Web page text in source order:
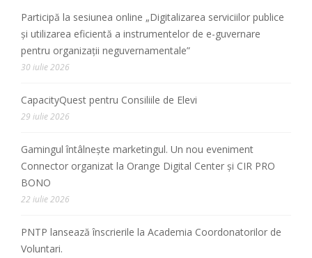
Participă la sesiunea online „Digitalizarea serviciilor publice
și utilizarea eficientă a instrumentelor de e-guvernare
pentru organizații neguvernamentale”
30 iulie 2026
CapacityQuest pentru Consiliile de Elevi
29 iulie 2026
Gamingul întâlnește marketingul. Un nou eveniment
Connector organizat la Orange Digital Center și CIR PRO
BONO
22 iulie 2026
PNTP lansează înscrierile la Academia Coordonatorilor de
Voluntari.